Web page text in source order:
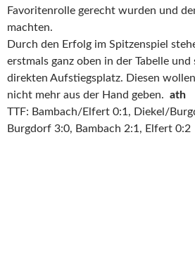
Favoritenrolle gerecht wurden und
machten.
Durch den Erfolg im Spitzenspiel
erstmals ganz oben in der Tabelle
direkten Aufstiegsplatz. Diesen
nicht mehr aus der Hand geben. ath
TTF: Bambach/Elfert 0:1, Diekel/
Burgdorf 3:0, Bambach 2:1, Elfert 0:2